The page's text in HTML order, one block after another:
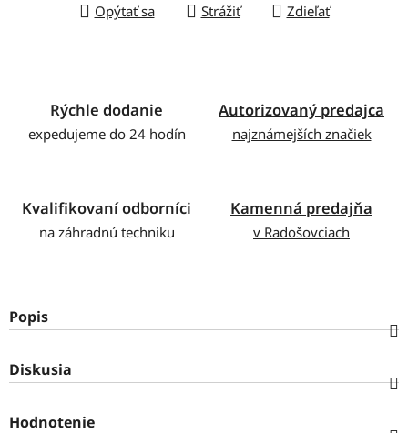
Opýtať sa Strážiť Zdieľať
Rýchle dodanie
expedujeme do 24 hodín
Autorizovaný predajca
najznámejších značiek
Kvalifikovaní odborníci
na záhradnú techniku
Kamenná predajňa
v Radošovciach
Popis
Diskusia
Hodnotenie